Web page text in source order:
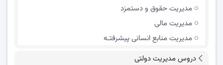
مدیریت حقوق و دستمزد
مدیریت مالی
مدیریت منابع انسانی پیشرفتـه
دروس مدیریت دولتی